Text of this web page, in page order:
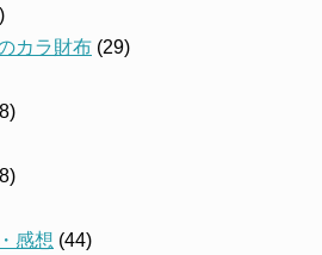
カラ財布 (29)
感想 (44)